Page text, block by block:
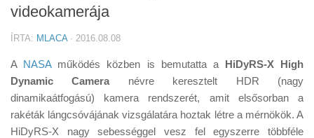
Tudástár
Tanácsok
Érdekességek
videokamerája
ÍRTA: MLACA· 2016.08.08
A NASAműködés közben is bemutatta a HiDyRS-X High
Dynamic Camera névre keresztelt HDR (nagy
dinamikaátfogású) kamera rendszerét, amit elsősorban a
rakéták lángcsóvájának vizsgálatára hoztak létre a mérnökök. A
HiDyRS-X nagy sebességgel vesz fel egyszerre többféle